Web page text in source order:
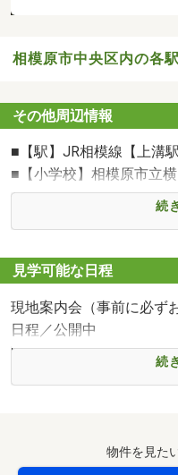
相模原市中央区内の各
その他周辺情報
■【駅】JR相模線【上溝
■【小学校】相模原市立
分）
■【中学校】相模原市立
■【スーパー】そうてつ
5分）
■【スーパー】業務スー
分）
■【ドラッグストア】サ
■【病院】医療法人社団
13分）
続
見学可能な日程
現地案内会（事前に必ず
日程／公開中
時間／9:30～19:30
☆ファイナンシャルプラ
続
物件を見た